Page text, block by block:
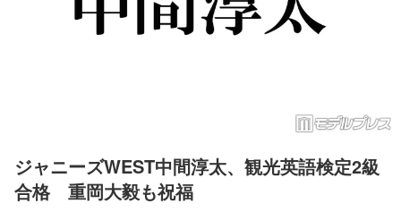
ジャニーズWEST中間淳太、観光英語検定2級
合格　重岡大毅も祝福